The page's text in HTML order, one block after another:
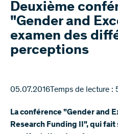
Deuxième
"Gender and
examen des
perceptions
05.07.2016 Temps de lecture :
La conférence "Gender and
Research Funding II", qui